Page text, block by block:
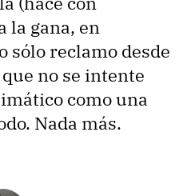
la gana, en
sólo reclamo desde
no se intente
como una
Nada más.